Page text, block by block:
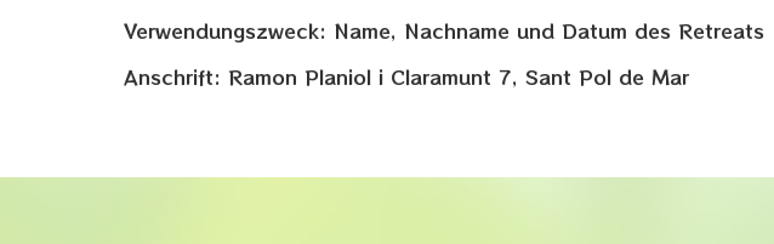
Verwendungszweck: Name, Nachname und Datum des Retreats
Anschrift: Ramon Planiol i Claramunt 7, Sant Pol de Mar